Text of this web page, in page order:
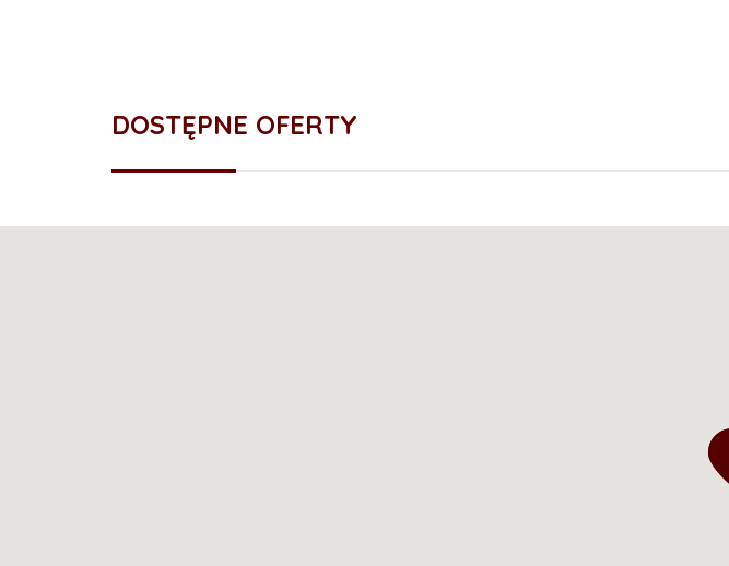
DOSTĘPNE OFERTY